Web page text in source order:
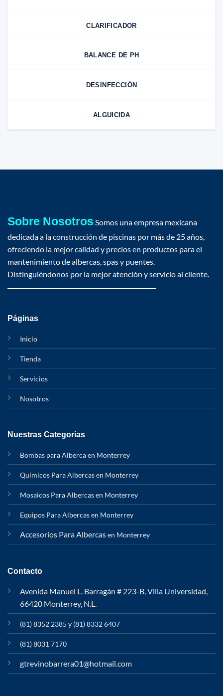
CLARIFICADOR
BALANCE DE PH
DESINFECCIÓN
ALGUICIDA
Sobre Nosotros Somos una empresa mexicana
dedicada a la construcción de piscinas por más de 25 años,
ofreciendo la mejor calidad y precios en productos para el
mantenimiento de albercas, spas y puentes.
Distinguiéndonos por la mejor atención y servicio al cliente.
Páginas
Inicio
Tienda
Servicios
Nosotros
Nuestras Categorias
Bombas para Alberca en Monterrey
Químicos Para Albercas en Monterrey
Mosaicos Para Albercas en Monterrey
Equipos Para Albercas en Monterrey
Accesorios Para Albercasen Monterrey
Contacto
Avenida Manuel L. Barragán # 223-B, Villa Universidad,
66420 Monterrey, N.L.
(81) 8352 2385 y (81) 8332 6407
(81) 8031 7170
gtrevinobarrera01@hotmail.com